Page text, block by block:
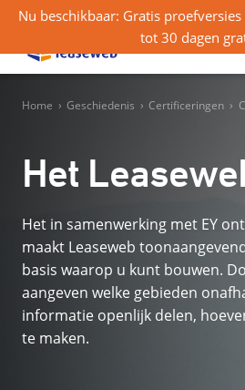
Nu beschikbaar: Gratis
tot 30 dagen
Home › Geschiedenis › Certificeringen ›
Het
Het in samenwerking met EY
maakt Leaseweb
basis waarop u kunt bouwen.
aangeven welke gebieden
informatie openlijk delen,
te maken.